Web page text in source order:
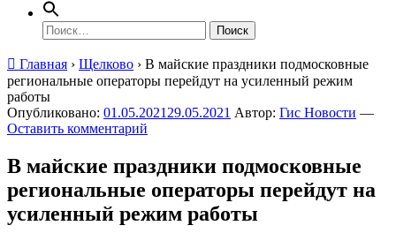
Найти:
Главная › Щелково › В майские праздники подмосковные
региональные операторы перейдут на усиленный режим
работы
Опубликовано: 01.05.2021 29.05.2021 Автор: Гис Новости —
Оставить комментарий
В майские праздники подмосковные
региональные операторы перейдут на
усиленный режим работы